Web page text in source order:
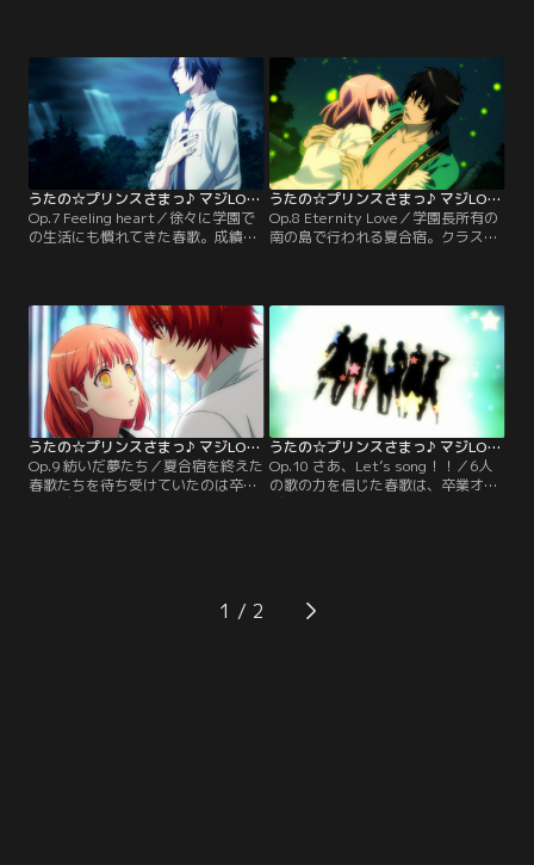
にはある致命的な弱点があり、合格
は絶望的。それを知った春歌たち
は、翔の苦手克服大作戦を企てる。
【提供：バンダイチャンネル】
しまう。途方に暮れた矢先、偶然に
も那月を見つけ声をかけるが、それ
はいつもの優しい那月ではなかっ
た…。【提供：バンダイチャンネ
ル】
うたの☆プリンスさまっ♪ マジLOVE1000％ 第07話
Op.7 Feeling heart／徐々に学園で
の生活にも慣れてきた春歌。成績は
のない疑問…。そしてついに、春歌
はトキヤのある重大な秘密を知るこ
とになる。【提供：バンダイチャン
ネル】
うたの☆プリンスさまっ♪ マジLOVE1000％ 第08話
Op.8 Eternity Love／学園長所有の
南の島で行われる夏合宿。クラスメ
りがちだった。そんな春歌の目の前
に、不思議な少年が現れる。彼が伝
えたかったメッセージとは果たし
て…？【提供：バンダイチャンネ
ル】
うたの☆プリンスさまっ♪ マジLOVE1000％ 第09話
Op.9 紡いだ夢たち／夏合宿を終えた
春歌たちを待ち受けていたのは卒業
オーディションのペア決定の期日。
【提供：バンダイチャンネル】
うたの☆プリンスさまっ♪ マジLOVE1000％ 第10話
Op.10 さあ、Let’s song！！／6人
の歌の力を信じた春歌は、卒業オー
ディション合格のためにある決断を
リストして新たな衝動に突き動かさ
れ、それぞれの行動に出る。【提
1